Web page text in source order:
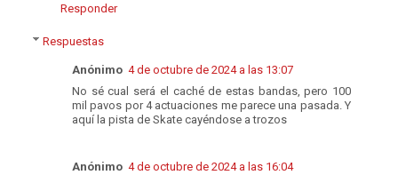
Responder
Respuestas
Anónimo 4 de octubre de 2024 a las 13:07
No sé cual será el caché de estas bandas, pero 100
mil pavos por 4 actuaciones me parece una pasada. Y
aquí la pista de Skate cayéndose a trozos
Anónimo 4 de octubre de 2024 a las 16:04